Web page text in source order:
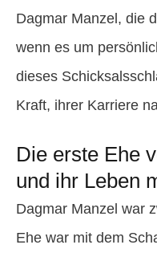
Dagmar Manzel, die
wenn es um
dieses
Kraft, ihrer Karriere
Die erste Ehe
und ihr Leben
Dagmar Manzel war
Ehe war mit dem